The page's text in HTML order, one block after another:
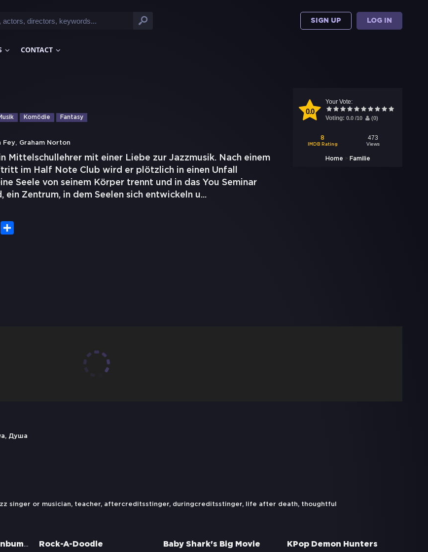
SIGN UP LOG IN
CONTACT
0.0
Your Vote:
Voting: 0.0 /10 (0)
8
IMDB Rating
473
Views
Home > Familie
Komödie Fantasy
Fey, Graham Norton
Mittelschullehrer mit einer Liebe zur Jazzmusik. Nach einem
im Half Note Club wird er plötzlich in einen Unfall
Seele von seinem Körper trennt und in das You Seminar
Zentrum, in dem Seelen sich entwickeln u...
Reddit
Душа
singer or musician, teacher, aftercreditsstinger, duringcreditsstinger, life after death, thoughtful
Alwin und die Weltenbummler Rock-A-Doodle Baby Shark's Big Movie KPop Demon Hunters